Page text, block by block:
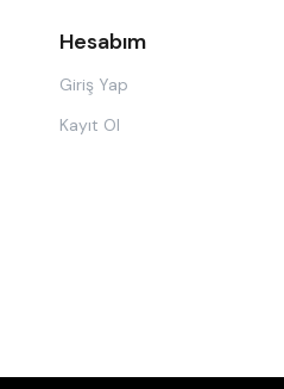
Hesabım
Giriş Yap
Kayıt Ol